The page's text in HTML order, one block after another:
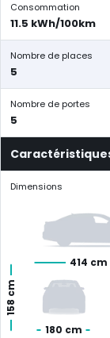
Consommation
11.5 kWh/100km
Nombre de places
5
Nombre de portes
5
Dimensions
414 cm
180 cm
158 cm